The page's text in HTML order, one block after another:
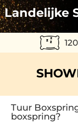
Landelijke
Tuur
boxspring?